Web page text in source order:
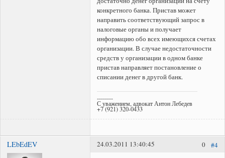
конкретного банка. Пристав может
направить соответствующий запрос в
налоговые органы и получает
информацию обо всех имеющихся счетах
организации. В случае недостаточности
средств у организации в одном банке
пристав направляет постановление о
списании денег в другой банк.
--------
С уважением, адвокат Антон Лебедев
+7 (921) 320-0433
LEbEdEV #4
0
24.03.2011 13:40:45